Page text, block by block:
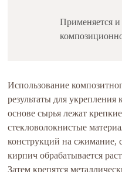
Применяется и
Использование
результаты для
основе сырья лежат
стекловолокнистые
конструкций на сжимание,
кирпич обрабатывается
Затем крепятся